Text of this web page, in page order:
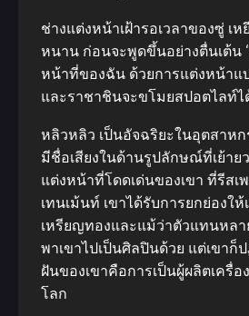
ช่างแต่งหน้าเฝ้ารอเวลาของซู่ เ
หนาน ก่อนจะพูดขึ้นอย่างตื่นเต้น
หน้าที่ของฉัน ด้วยการแต่งหน้าแ
และราชาชินจะขโมยสปอตไลท์ไ
หลิวหลิว เป็นอัจฉริยะในอุตสาหก
มีชื่อเสียงในด้านรูปลักษณ์ที่เย้าย
แต่งหน้าที่โดดเด่นของเขา ที่รีสเ
เทนเม้นท์ เขาได้รับการยกย่องใ
เหรียญทองและแม้ว่าตัวแทนหล
พาเขาไปเป็นศิลปินด้วย แต่เขาก็
ฝันของเขาคือการเป็นผู้ผลิตเครื่อ
โลก